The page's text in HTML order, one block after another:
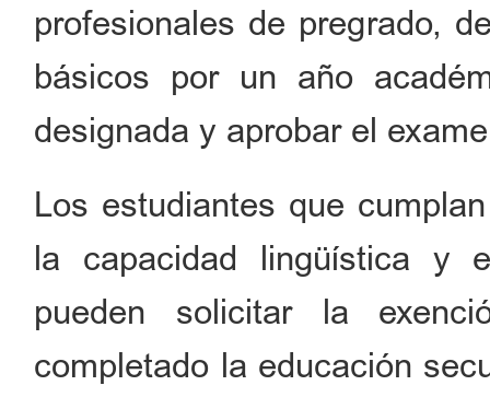
profesionales de pregrado,
básicos por un año
designada y aprobar el
Los estudiantes que
la capacidad lingüística y
pueden solicitar la
completado la educación